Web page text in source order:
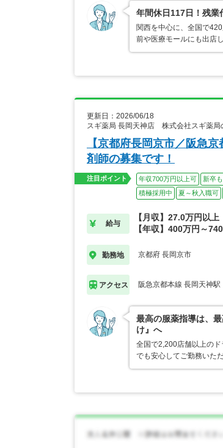
年間休日117日！残業
関西を中心に、全国で
前や医療モールにも出店
更新日：2026/06/18
スギ薬局 長岡天神店 株式会社スギ薬局
【京都府長岡京市／阪急
剤師の募集です！
注目ポイント 年収700万円以上可 新卒
積極採用中
夏～秋入職可
給与
【月収】27.0万円以上
【年収】400万円～
勤務地 京都府 長岡京市
アクセス 阪急京都本線 長岡天神駅
最高の服薬指導は、
け』へ
全国で2,200店舗以上の
でも安心してご勤務いた